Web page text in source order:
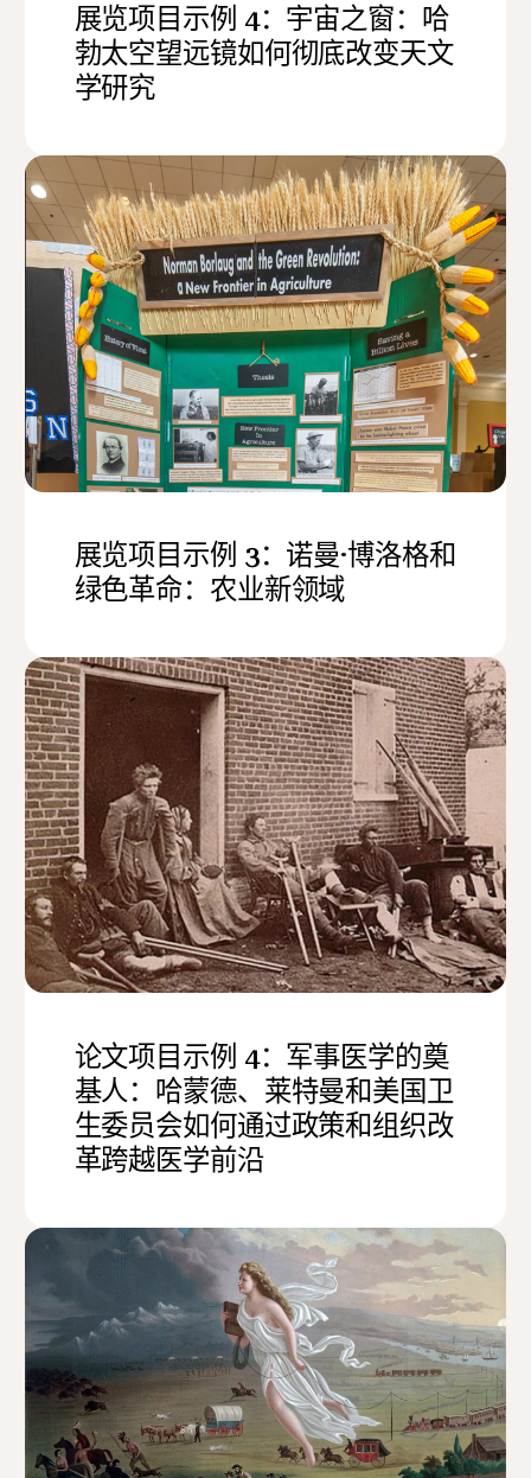
展览项目示例 4：宇宙之窗：哈
勃太空望远镜如何彻底改变天文
学研究
展览项目示例 3：诺曼·博洛格和
绿色革命：农业新领域
论文项目示例 4：军事医学的奠
基人：哈蒙德、莱特曼和美国卫
生委员会如何通过政策和组织改
革跨越医学前沿